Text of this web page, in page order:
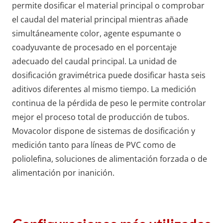
permite dosificar el material principal o comprobar
el caudal del material principal mientras añade
simultáneamente color, agente espumante o
coadyuvante de procesado en el porcentaje
adecuado del caudal principal. La unidad de
dosificación gravimétrica puede dosificar hasta seis
aditivos diferentes al mismo tiempo. La medición
continua de la pérdida de peso le permite controlar
mejor el proceso total de producción de tubos.
Movacolor dispone de sistemas de dosificación y
medición tanto para líneas de PVC como de
poliolefina, soluciones de alimentación forzada o de
alimentación por inanición.